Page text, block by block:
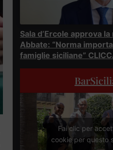
Sala d’Ercole approva
Abbate: “Norma
famiglie siciliane”
Fai clic per
cookie per questo